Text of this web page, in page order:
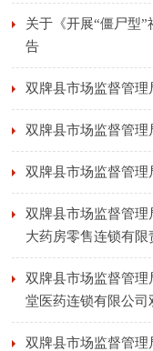
关于《开展“僵尸型
告
双牌县市场监督管
双牌县市场监督管
双牌县市场监督管
双牌县市场监督管
大药房零售连锁有限
双牌县市场监督管
堂医药连锁有限公司
双牌县市场监督管